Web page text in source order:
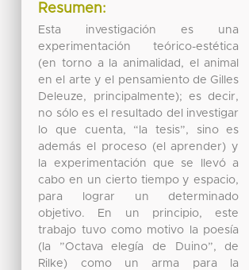
Resumen:
Esta investigación es una
experimentación teórico-estética
(en torno a la animalidad, el animal
en el arte y el pensamiento de Gilles
Deleuze, principalmente); es decir,
no sólo es el resultado del investigar
lo que cuenta, “la tesis”, sino es
además el proceso (el aprender) y
la experimentación que se llevó a
cabo en un cierto tiempo y espacio,
para lograr un determinado
objetivo. En un principio, este
trabajo tuvo como motivo la poesía
(la ”Octava elegía de Duino”, de
Rilke) como un arma para la